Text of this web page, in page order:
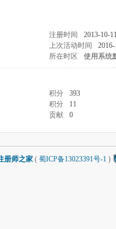
注册时间
2013-10-
上次活动时间
所在时区 使用系统
积分
393
积分
11
贡献 0
册师之家 ( 蜀ICP备13023391号-1 )